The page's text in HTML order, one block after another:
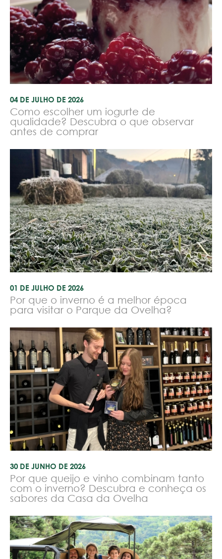
04 DE JULHO DE 2026
Como escolher um iogurte de
qualidade? Descubra o que observar
antes de comprar
01 DE JULHO DE 2026
Por que o inverno é a melhor época
para visitar o Parque da Ovelha?
30 DE JUNHO DE 2026
Por que queijo e vinho combinam tanto
com o inverno? Descubra e conheça os
sabores da Casa da Ovelha